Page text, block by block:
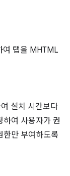
여 탭을 MHTML
설치 시간보다
하여 사용자가 권
한만 부여하도록